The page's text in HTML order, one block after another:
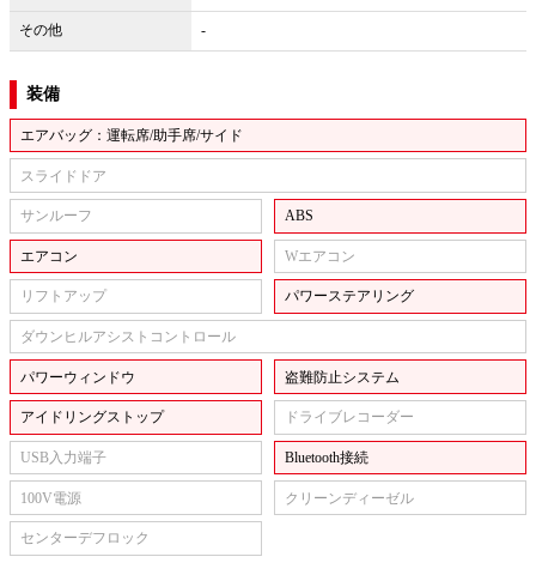
その他 -
装備
エアバッグ：運転席/助手席/サイド
スライドドア
サンルーフ ABS
エアコン Wエアコン
リフトアップ パワーステアリング
ダウンヒルアシストコントロール
パワーウィンドウ 盗難防止システム
アイドリングストップ ドライブレコーダー
USB入力端子 Bluetooth接続
100V電源 クリーンディーゼル
センターデフロック